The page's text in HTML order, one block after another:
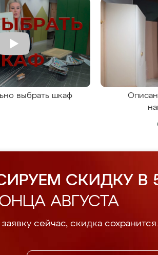
выбрать шкаф
СКИДКУ В
АВГУСТА
сейчас, скидка сохранится.